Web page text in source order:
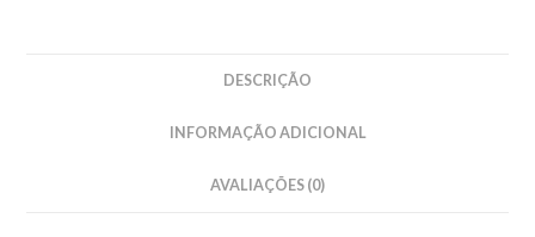
DESCRIÇÃO
INFORMAÇÃO ADICIONAL
AVALIAÇÕES (0)